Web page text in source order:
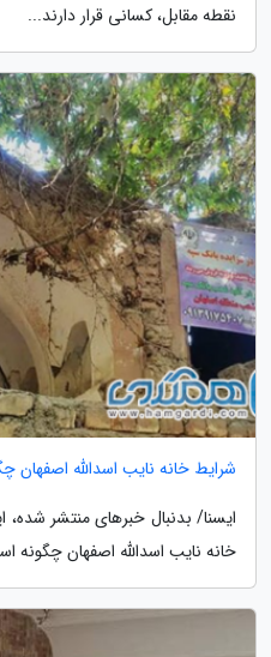
نقطه مقابل، کسانی قرار دارند...
شرایط خانه نایب اسدالله اصفهان
ایسنا/ بدنبال خبرهای منتشر
خانه نایب اسدالله اصفهان چگونه